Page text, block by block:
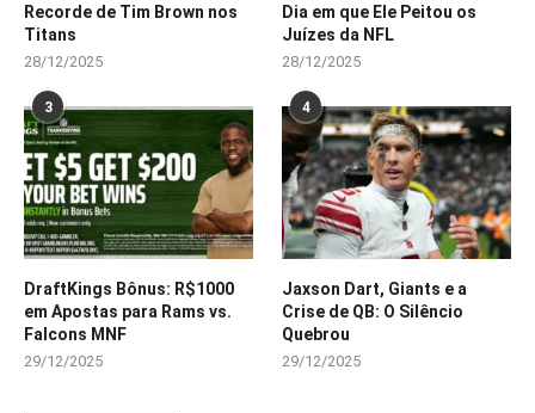
Recorde de Tim Brown nos
Titans
28/12/2025
Dia em que Ele Peitou os
Juízes da NFL
28/12/2025
3
DraftKings Bônus: R$1000
em Apostas para Rams vs.
Falcons MNF
29/12/2025
4
Jaxson Dart, Giants e a
Crise de QB: O Silêncio
Quebrou
29/12/2025